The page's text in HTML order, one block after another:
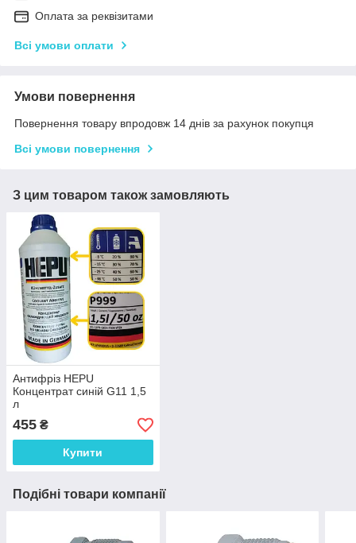
Оплата за реквізитами
Всі умови оплати
Умови повернення
Повернення товару впродовж 14 днів за рахунок покупця
Всі умови повернення
З цим товаром також замовляють
Антифріз HEPU
Концентрат синій G11 1,5
л
455 ₴
Купити
Подібні товари компанії